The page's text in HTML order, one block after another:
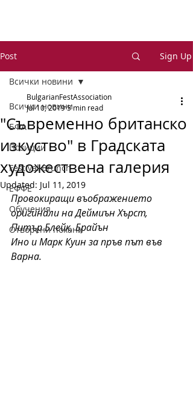
Post Sign Up
Всички новини
БФА
Позиции
Festival Brunch
ЕФФЕ
Обучения
Отворени покани
Всички новини
"Съвременно британско
изкуство" в Градската
художествена галерия
BulgarianFestAssociation
Jul 10, 20195 min read
Updated: Jul 11, 2019
Провокиращи въображението
оригинали на Деймиън Хърст,
Питър Блейк, Брайън
Ино и Марк Куин за пръв път във
Варна.